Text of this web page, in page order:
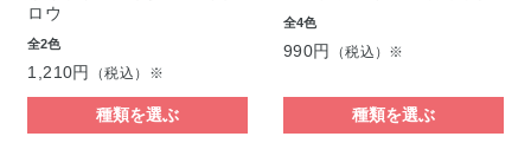
ロウ
全2色
1,210円 （税込）※
種類を選ぶ
全4色
990円 （税込）※
種類を選ぶ